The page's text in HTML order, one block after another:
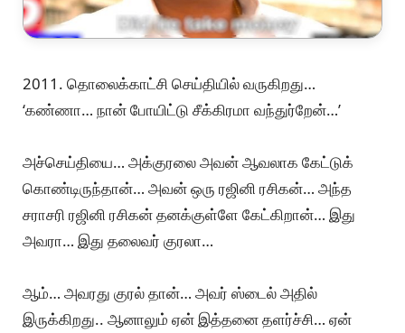
2011. தொலைக்காட்சி செய்தியில் வருகிறது…
‘கண்ணா… நான் போயிட்டு சீக்கிரமா வந்துர்றேன்…’
அச்செய்தியை… அக்குரலை அவன் ஆவலாக கேட்டுக்
கொண்டிருந்தான்… அவன் ஒரு ரஜினி ரசிகன்… அந்த
சராசரி ரஜினி ரசிகன் தனக்குள்ளே கேட்கிறான்… இது
அவரா… இது தலைவர் குரலா…
ஆம்… அவரது குரல் தான்… அவர் ஸ்டைல் அதில்
இருக்கிறது.. ஆனாலும் ஏன் இத்தனை தளர்ச்சி… ஏன்